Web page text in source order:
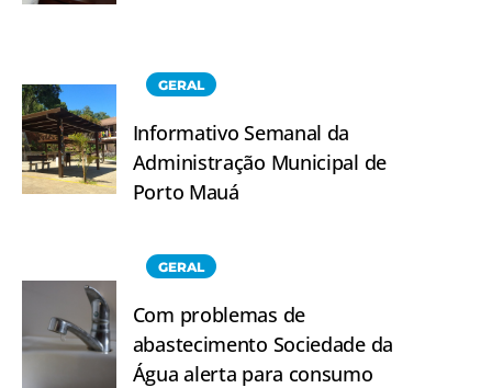
GERAL
Informativo Semanal da
Administração Municipal de
Porto Mauá
GERAL
Com problemas de
abastecimento Sociedade da
Água alerta para consumo